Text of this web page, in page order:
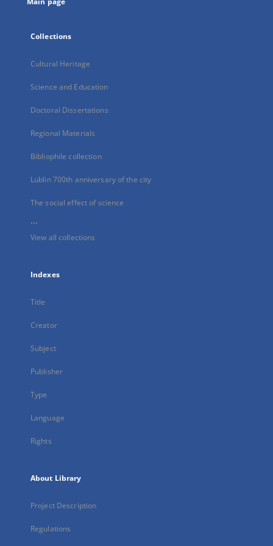
Collections
Cultural Heritage
Science and Education
Doctoral Dissertations
Regional Materials
Bibliophile collection
Lublin 700th anniversary of the city
The social effect of science
...
View all collections
Indexes
Title
Creator
Subject
Publisher
Type
Language
Rights
About Library
Project Description
Regulations